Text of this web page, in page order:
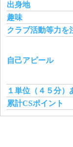
出身地
趣味
クラブ活動等力を
自己アピール
１単位（４５分）
累計CSポイント